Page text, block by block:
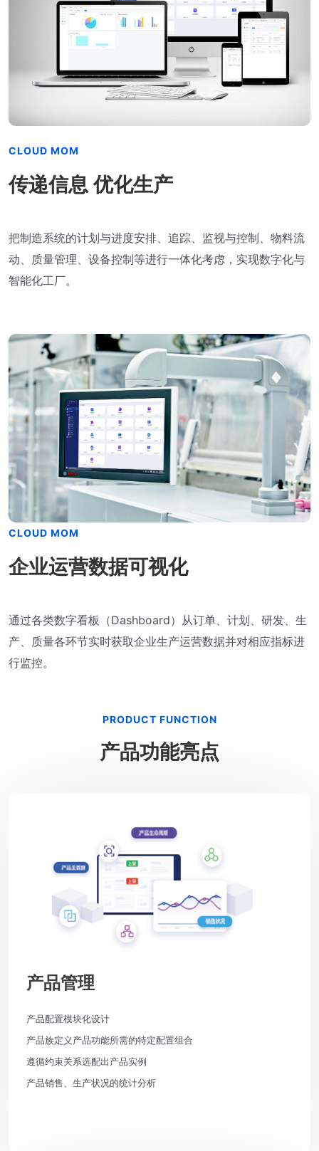
CLOUD MOM
传递信息 优化生产
把制造系统的计划与进度安排、追踪、监视与控制、物料流
动、质量管理、设备控制等进行一体化考虑，实现数字化与
智能化工厂。
CLOUD MOM
企业运营数据可视化
通过各类数字看板（Dashboard）从订单、计划、研发、生
产、质量各环节实时获取企业生产运营数据并对相应指标进
行监控。
PRODUCT FUNCTION
产品功能亮点
产品管理
产品配置模块化设计
产品族定义产品功能所需的特定配置组合
遵循约束关系选配出产品实例
产品销售、生产状况的统计分析